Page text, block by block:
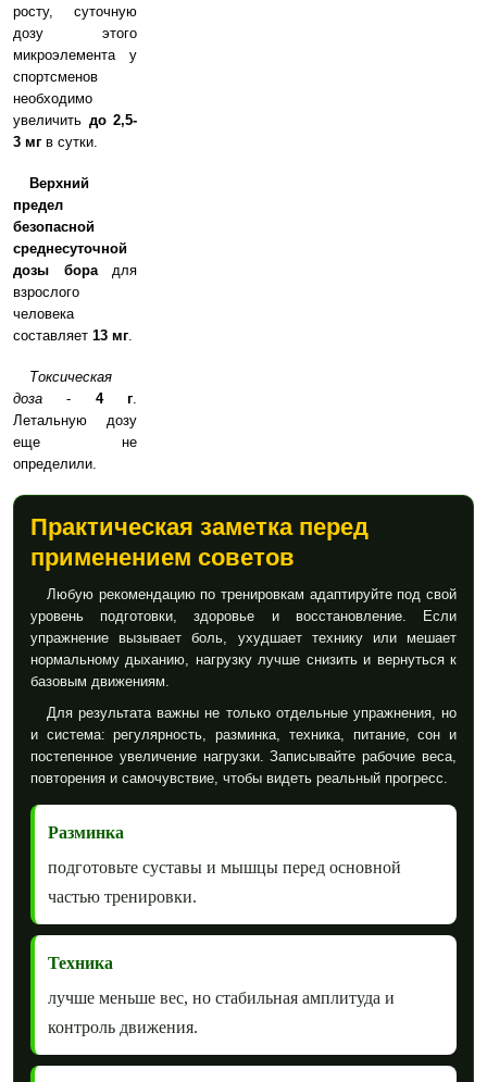
росту, суточную
дозу этого
микроэлемента у
спортсменов
необходимо
увеличить до 2,5-
3 мг в сутки.
Верхний
предел
безопасной
среднесуточной
дозы борадля
взрослого
человека
составляет 13 мг.
Токсическая
доза - 4 г.
Летальную дозу
еще не
определили.
Практическая заметка перед
применением советов
Любую рекомендацию по тренировкам адаптируйте под свой
уровень подготовки, здоровье и восстановление. Если
упражнение вызывает боль, ухудшает технику или мешает
нормальному дыханию, нагрузку лучше снизить и вернуться к
базовым движениям.
Для результата важны не только отдельные упражнения, но
и система: регулярность, разминка, техника, питание, сон и
постепенное увеличение нагрузки. Записывайте рабочие веса,
повторения и самочувствие, чтобы видеть реальный прогресс.
Разминка
подготовьте суставы и мышцы перед основной
частью тренировки.
Техника
лучше меньше вес, но стабильная амплитуда и
контроль движения.